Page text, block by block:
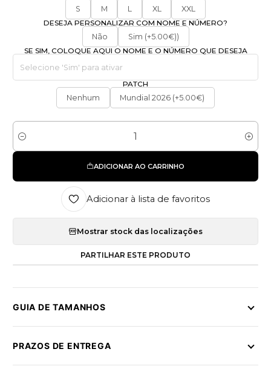
S
M L XL
XXL
DESEJA PERSONALIZAR COM NOME E NÚMERO?
Não
Sim (+5.00€))
SE SIM, COLOQUE AQUI O NOME E O NÚMERO QUE DESEJA
PATCH
Nenhum
Mundial 2026 (+5.00€)
Quantidade
ADICIONAR AO CARRINHO
Adicionar à lista de favoritos
Mostrar stock das localizações
PARTILHAR ESTE PRODUTO
GUIA DE TAMANHOS
PRAZOS DE ENTREGA